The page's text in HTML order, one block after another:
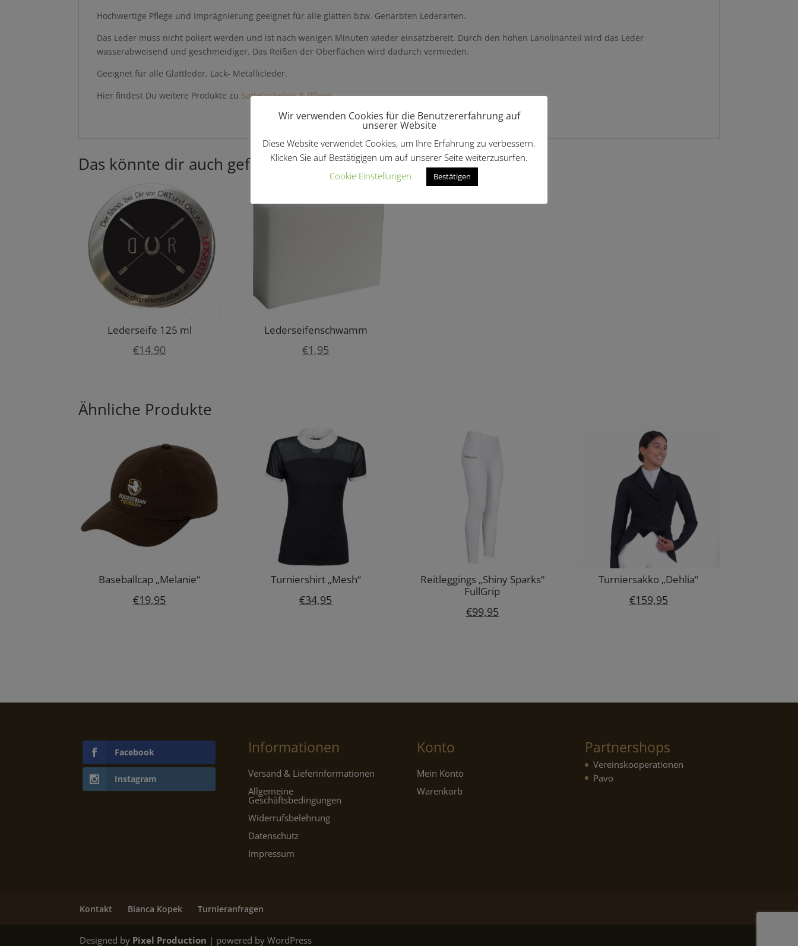
Hochwertige Pflege und Imprägnierung geeignet für alle glatten bzw. Genarbten Lederarten.
Das Leder muss nicht poliert werden und ist nach wenigen Minuten wieder einsatzbereit. Durch den hohen Lanolinanteil wird das Leder
wasserabweisend und geschmeidiger. Das Reißen der Oberflächen wird dadurch vermieden.
Geeignet für alle Glattleder, Lack- Metallicleder.
Hier findest Du weitere Produkte zu Sattelzubehör & Pflege
Das könnte dir auch gefallen …
Lederseife 125 ml
€14,90
Lederseifenschwamm
€1,95
Ähnliche Produkte
Baseballcap „Melanie“
€19,95
Turniershirt „Mesh“
€34,95
Reitleggings „Shiny Sparks“
FullGrip
€99,95
Turniersakko „Dehlia“
€159,95
Facebook
Instagram
Informationen
Versand & Lieferinformationen
Allgemeine
Geschäftsbedingungen
Widerrufsbelehrung
Datenschutz
Impressum
Konto
Mein Konto
Warenkorb
Partnershops
Vereinskooperationen
Pavo
Kontakt Bianca Kopek Turnieranfragen
Designed by Pixel Production | powered by WordPress
Wir verwenden Cookies für die Benutzererfahrung auf
unserer Website
Diese Website verwendet Cookies, um Ihre Erfahrung zu verbessern.
Klicken Sie auf Bestätigigen um auf unserer Seite weiterzusurfen.
Cookie Einstellungen
Bestätigen